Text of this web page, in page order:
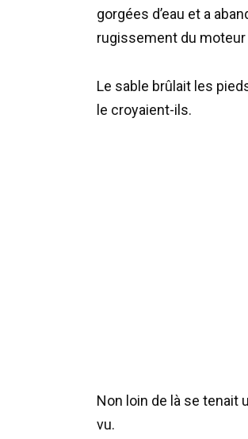
gorgées d’eau et a
rugissement du
Le sable brûlait les
le croyaient-ils.
Non loin de là se tenait
vu.